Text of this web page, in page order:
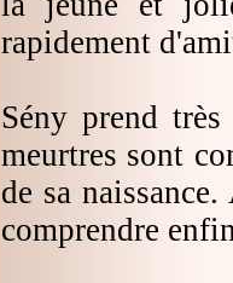
rapidement
Sény prend
meurtres sont
de sa
comprendre